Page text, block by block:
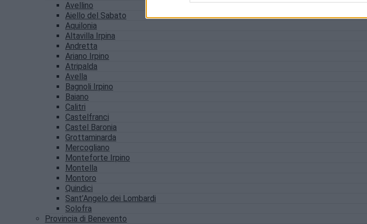
Avellino
Aiello del Sabato
Aquilonia
Altavilla Irpina
Andretta
Ariano Irpino
Atripalda
Avella
Bagnoli Irpino
Baiano
Calitri
Castelfranci
Castel Baronia
Grottaminarda
Mercogliano
Monteforte Irpino
Montella
Montoro
Quindici
Sant’Angelo dei Lombardi
Solofra
Provincia di Benevento